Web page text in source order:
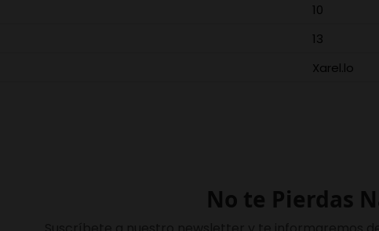
10
13
Xarel.lo
No te Pierdas